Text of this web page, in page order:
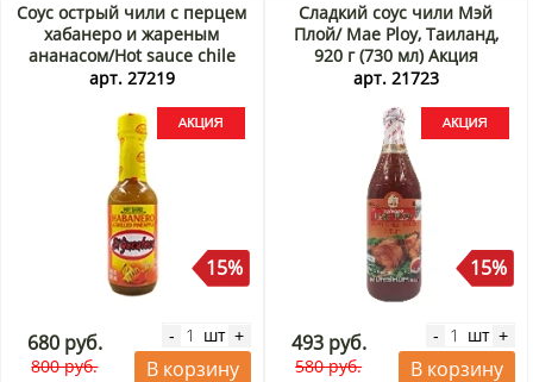
Соус острый чили с перцем
хабанеро и жареным
ананасом/Hot sauce chile
habanero & grilled pineapple
мл Акция
арт. 27219
15%
680 руб.
800 руб.
- шт +
В корзину
Сладкий соус чили Мэй
Плой/ Mae Ploy, Таиланд,
920 г (730 мл) Акция
арт. 21723
15%
493 руб.
580 руб.
- шт +
В корзину